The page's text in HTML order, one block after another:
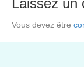
Vous devez être